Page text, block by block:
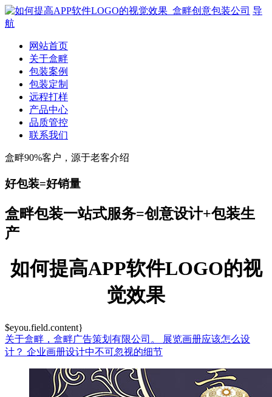
导
航
网站首页
关于盒畔
包装案例
包装定制
远程打样
产品中心
品质管控
联系我们
盒畔90%客户，源于老客介绍
好包装=好销量
盒畔包装一站式服务=创意设计+包装生
产
如何提高APP软件LOGO的视
觉效果
$eyou.field.content}
关于盒畔，盒畔广告策划有限公司。
展览画册应该怎么设
计？ 企业画册设计中不可忽视的细节